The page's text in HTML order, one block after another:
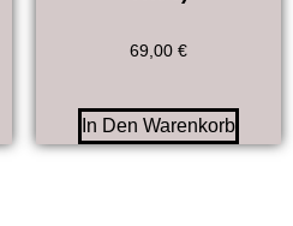
69,00 €
In Den Warenkorb